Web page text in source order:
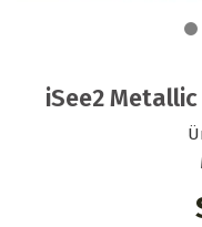
iSee2